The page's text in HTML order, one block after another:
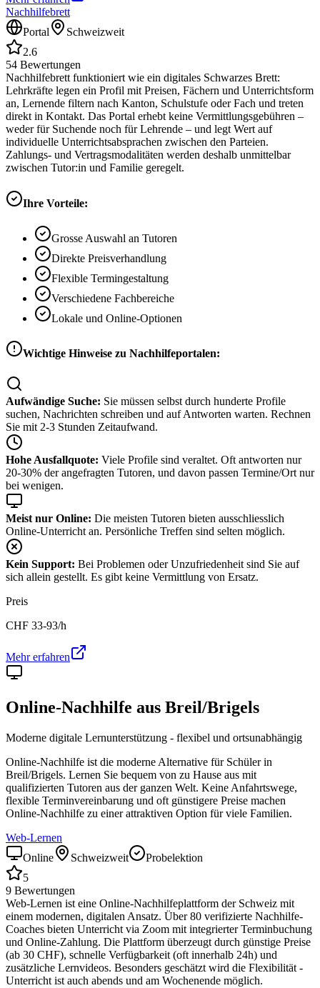
Nachhilfebrett
Portal
Schweizweit
2.6
54 Bewertungen
Nachhilfebrett funktioniert wie ein digitales Schwarzes Brett:
Lehrkräfte legen ein Profil mit Preisen, Fächern und Unterrichtsform
an, Lernende filtern nach Kanton, Schulstufe oder Fach und treten
direkt in Kontakt. Das Portal erhebt keine Vermittlungsgebühren –
weder für Suchende noch für Lehrende – und legt Wert auf
individuelle Unterrichtsabsprachen zwischen den Parteien.
Zahlungs- und Vertragsmodalitäten werden deshalb unmittelbar
zwischen Tutor:in und Familie geregelt.
Ihre Vorteile:
Grosse Auswahl an Tutoren
Direkte Preisverhandlung
Flexible Termingestaltung
Verschiedene Fachbereiche
Lokale und Online-Optionen
Wichtige Hinweise zu Nachhilfeportalen:
Aufwändige Suche: Sie müssen selbst durch hunderte Profile
suchen, Nachrichten schreiben und auf Antworten warten. Rechnen
Sie mit 2-3 Stunden Zeitaufwand.
Hohe Ausfallquote: Viele Profile sind veraltet. Oft antworten nur
20-30% der angefragten Tutoren, und davon passen Termine/Ort nur
bei wenigen.
Meist nur Online: Die meisten Tutoren bieten ausschliesslich
Online-Unterricht an. Persönliche Treffen sind selten möglich.
Kein Support: Bei Problemen oder Unzufriedenheit sind Sie auf
sich allein gestellt. Es gibt keine Vermittlung von Ersatz.
Preis
CHF 33-93/h
Mehr erfahren
Online-Nachhilfe aus Breil/Brigels
Moderne digitale Lernunterstützung - flexibel und ortsunabhängig
Online-Nachhilfe ist die moderne Alternative für Schüler in
Breil/Brigels. Lernen Sie bequem von zu Hause aus mit
qualifizierten Tutoren aus der ganzen Welt. Keine Anfahrtswege,
flexible Terminvereinbarung und oft günstigere Preise machen
Online-Nachhilfe zu einer attraktiven Option für viele Familien.
Web-Lernen
Online
Schweizweit
Probelektion
5
9 Bewertungen
Web-Lernen ist eine Online-Nachhilfeplattform der Schweiz mit
einem modernen, digitalen Ansatz. Über 80 verifizierte Nachhilfe-
Coaches bieten Unterricht via Zoom mit integrierter Terminbuchung
und Online-Zahlung. Die Plattform überzeugt durch günstige Preise
(ab 30 CHF), schnelle Verfügbarkeit (oft innerhalb 24h) und
zusätzliche Lernvideos. Besonders geschätzt wird die Flexibilität -
Unterricht ist auch abends und am Wochenende möglich.